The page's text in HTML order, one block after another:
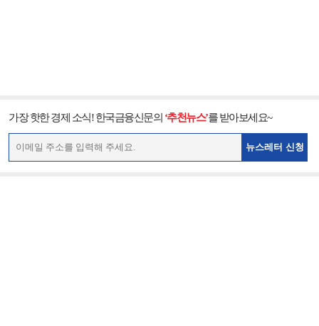
가장 핫한 경제 소식! 한국금융신문의 ‘추천뉴스’를 받아보세요~
뉴스레터 신청